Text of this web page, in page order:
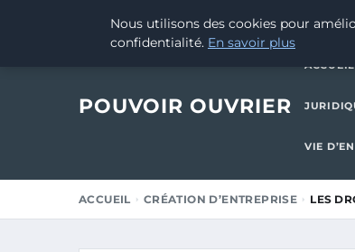
30 AOÛT 2025
POUVOIR OUVRIER
ACCUEIL
VIE
ACCUEIL CRÉATION D’ENTREPRISE LES
Nous utilisons des cookies pour
confidentialité. En savoir plus